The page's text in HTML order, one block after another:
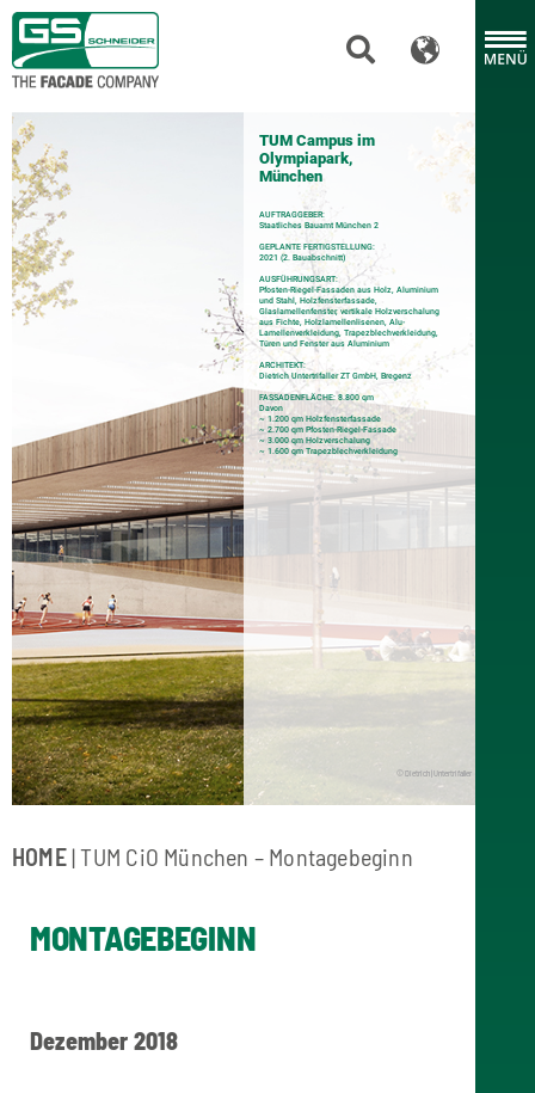
TUM Campus im
Olympiapark,
München
AUFTRAGGEBER:
Staatliches Bauamt München 2
GEPLANTE FERTIGSTELLUNG:
2021 (2. Bauabschnitt)
AUSFÜHRUNGSART:
Pfosten-Riegel-Fassaden aus Holz, Aluminium
und Stahl, Holzfensterfassade,
Glaslamellenfenster, vertikale Holzverschalung
aus Fichte, Holzlamellenlisenen, Alu-
Lamellenverkleidung, Trapezblechverkleidung,
Türen und Fenster aus Aluminium
ARCHITEKT:
Dietrich Untertrifaller ZT GmbH, Bregenz
FASSADENFLÄCHE: 8.800 qm
Davon
~ 1.200 qm Holzfensterfassade
~ 2.700 qm Pfosten-Riegel-Fassade
~ 3.000 qm Holzverschalung
~ 1.600 qm Trapezblechverkleidung
© Dietrich | Untertrifaller
HOME| TUM CiO München – Montagebeginn
MONTAGEBEGINN
Dezember 2018